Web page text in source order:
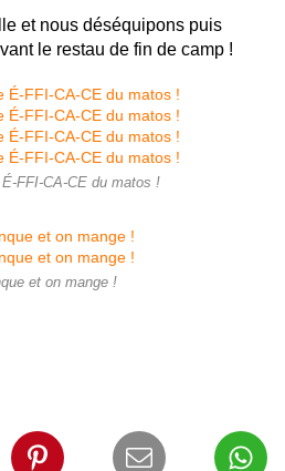
et nous déséquipons puis
le restau de fin de camp !
FFI-CA-CE du matos !
et on mange !